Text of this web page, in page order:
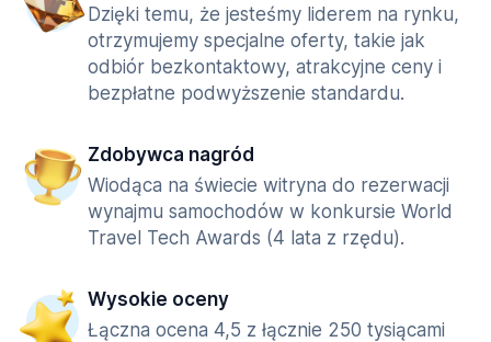
Dzięki temu, że jesteśmy liderem na rynku,
otrzymujemy specjalne oferty, takie jak
odbiór bezkontaktowy, atrakcyjne ceny i
bezpłatne podwyższenie standardu.
Zdobywca nagród
Wiodąca na świecie witryna do rezerwacji
wynajmu samochodów w konkursie World
Travel Tech Awards (4 lata z rzędu).
Wysokie oceny
Łączna ocena 4,5 z łącznie 250 tysiącami